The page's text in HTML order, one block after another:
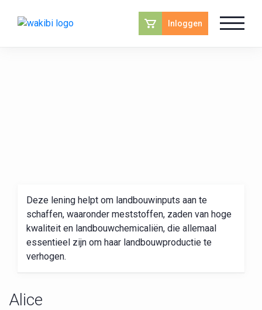
Inloggen
Deze lening helpt om landbouwinputs aan te
schaffen, waaronder meststoffen, zaden van hoge
kwaliteit en landbouwchemicaliën, die allemaal
essentieel zijn om haar landbouwproductie te
verhogen.
Alice